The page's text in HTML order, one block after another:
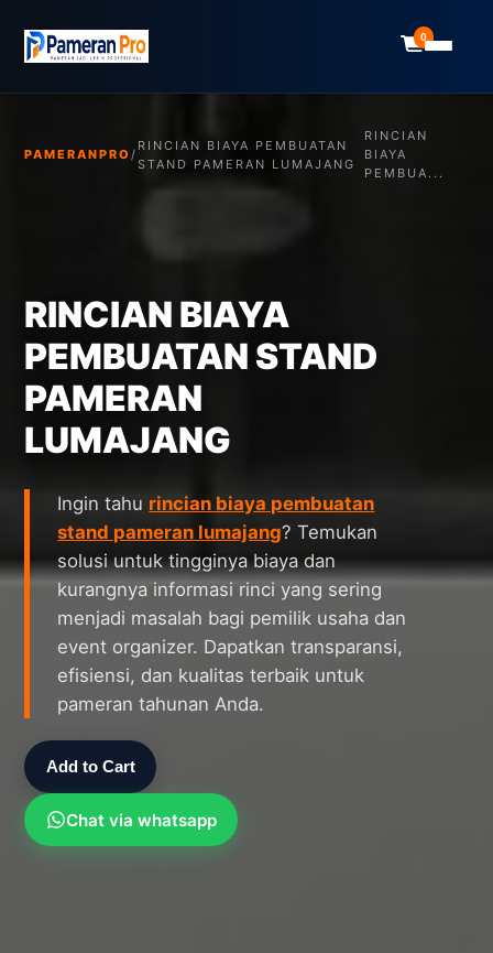
0
PAMERANPRO/
RINCIAN BIAYA PEMBUATAN
STAND PAMERAN LUMAJANG
RINCIAN
BIAYA
PEMBUA...
RINCIAN BIAYA
PEMBUATAN STAND
PAMERAN
LUMAJANG
Ingin tahu rincian biaya pembuatan
stand pameran lumajang? Temukan
solusi untuk tingginya biaya dan
kurangnya informasi rinci yang sering
menjadi masalah bagi pemilik usaha dan
event organizer. Dapatkan transparansi,
efisiensi, dan kualitas terbaik untuk
pameran tahunan Anda.
Add to Cart
Chat via whatsapp